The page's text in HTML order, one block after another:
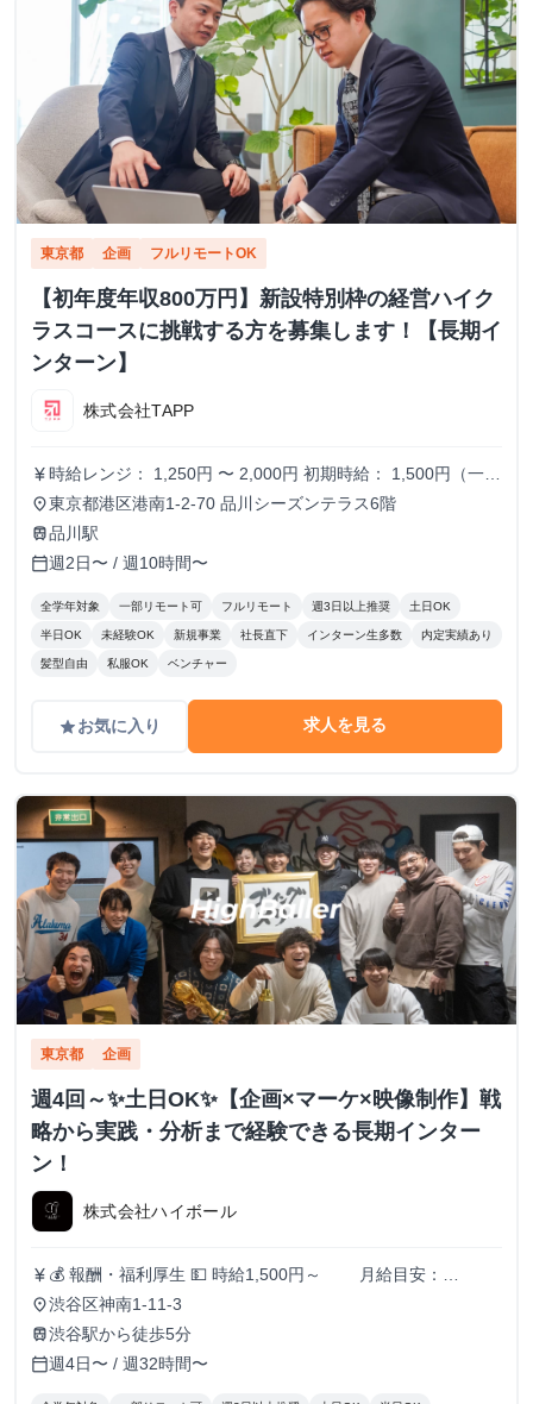
東京都 企画 フルリモートOK
【初年度年収800万円】新設特別枠の経営ハイク
ラスコースに挑戦する方を募集します！【長期イ
ンターン】
株式会社TAPP
currency_yen 時給レンジ： 1,250円 〜 2,000円 初期時給： 1,500円（一律
スタート） 改定タイミング： 3ヶ月ごとの契約更新時 評価
基準： 以下の4項目を5段階でスコアリングし、時給を決
待を大きく上回り、社員と同等のバリューを発揮。 A評価：
期待通り。安定して高品質な成果を出している。（※現状維
範囲の縮小や、当初想定していたスキルレベルに達していな
い場合に適用します。
place東京都港区港南1-2-70 品川シーズンテラス6階
train品川駅
calendar_today週2日〜 / 週10時間〜
全学年対象 一部リモート可 フルリモート 週3日以上推奨 土日OK
半日OK 未経験OK 新規事業 社長直下 インターン生多数 内定実績あり
髪型自由 私服OK ベンチャー
gradeお気に入り 求人を見る
東京都 企画
週4回～✨️土日OK✨️【企画×マーケ×映像制作】戦
略から実践・分析まで経験できる長期インター
ン！
株式会社ハイボール
currency_yen 💰 報酬・福利厚生 💵 時給1,500円～ 月給目安：
200,000円〜300,000円 ✅ スキル・実績に応じて昇給あり！
（半年ごとに査定） 🏠 住まいのサポートも充実！ 🔹 家賃
補助（最大3万円/月） ┗ 渋谷周辺に住んでいる or 住む予
定のメンバーを対象に支給！ 📚️休学中の希望者には、休学
費用の全額負担あり
place渋谷区神南1-11-3
train渋谷駅から徒歩5分
calendar_today週4日〜 / 週32時間〜